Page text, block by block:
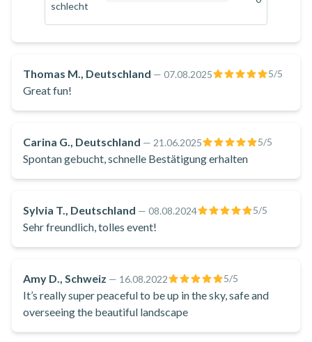
Bootes unter der Aufsicht eines qualifizierten Ausbilders, der
während der gesamten Aktivität für Ihre Sicherheit sorgt. Der
Kapitän am Steuer passt die Geschwindigkeit des Bootes
Ihren Wünschen an, so dass Sie höher oder tiefer fliegen und
den Nervenkitzel in der Luft genießen können.
von Freunden unvergessliche Momente in Haute-Corse. Nur
45 Autominuten von Bastia entfernt, wäre es eine Schande,
dies zu verpassen, zumal Saint-Florent einen Besuch wert ist!
schlecht
Thomas M., Deutschland — 07.08.2025 5/5
Great fun!
Carina G., Deutschland — 21.06.2025 5/5
Spontan gebucht, schnelle Bestätigung erhalten
Sylvia T., Deutschland — 08.08.2024 5/5
Sehr freundlich, tolles event!
Amy D., Schweiz — 16.08.2022 5/5
It’s really super peaceful to be up in the sky, safe and
overseeing the beautiful landscape